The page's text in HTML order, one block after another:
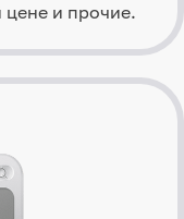
и прочие.